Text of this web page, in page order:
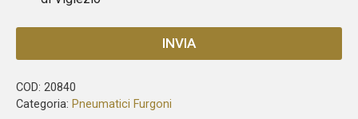
INVIA
COD: 20840
Categoria: Pneumatici Furgoni